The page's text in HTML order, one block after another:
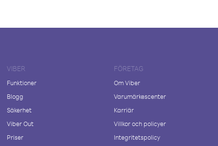
VIBER
Funktioner
Blogg
Säkerhet
Viber Out
Priser
FÖRETAG
Om Viber
Varumärkescenter
Karriär
Villkor och policyer
Integritetspolicy